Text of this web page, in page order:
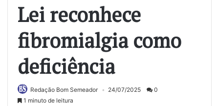
Lei reconhece
fibromialgia como
deficiência
Redação Bom Semeador 24/07/2025
0
1 minuto de leitura